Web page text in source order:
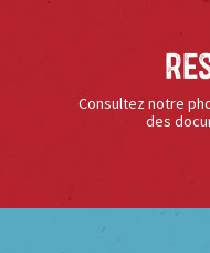
Consultez notre
des